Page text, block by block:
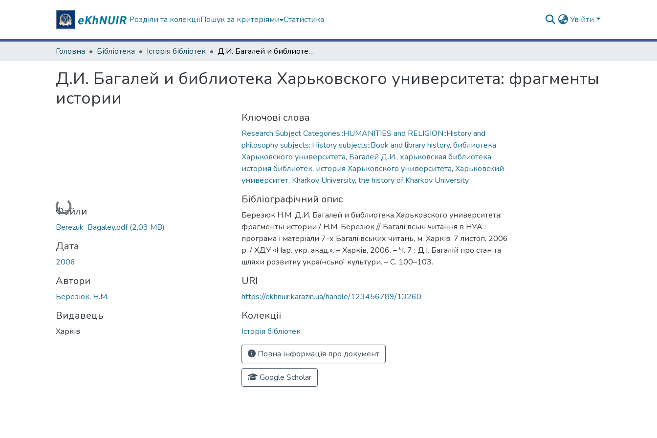
Розділи та колекціїПошук за критеріями Статистика Увійти
Головна Бібліотека Історія бібліотек Д.И. Багалей и библиотека Харьковского университета: фрагменты истории
Д.И. Багалей и библиотека Харьковского университета: фрагменты
истории
Вантажиться...
Файли
Berezuk_Bagaley.pdf(2,03 MB)
Дата
2006
Автори
Березюк, Н.М.
Видавець
Харків
Ключові слова
Research Subject Categories::HUMANITIES and RELIGION::History and
philosophy subjects::History subjects::Book and library history, библиотека
Харьковского университета, Багалей Д.И., харьковская библиотека,
история библиотек, история Харьковского университета, Харьковский
университет, Kharkov University, the history of Kharkov University
Бібліографічний опис
Березюк Н.М. Д.И. Багалей и библиотека Харьковского университета:
фрагменты истории / Н.М. Березюк // Багаліївські читання в НУА :
програма і матеріали 7-х Багаліївських читань, м. Харків, 7 листоп. 2006
р. / ХДУ «Нар. укр. акад.». – Харків, 2006. – Ч. 7 : Д.І. Багалій про стан та
шляхи розвитку української культури. – С. 100–103.
URI
https://ekhnuir.karazin.ua/handle/123456789/13260
Колекції
Історія бібліотек
Повна інформація про документ
Google Scholar